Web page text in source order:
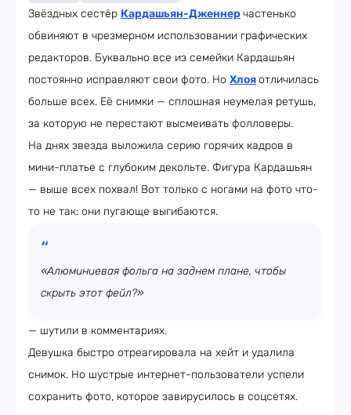
Звёздных сестёр Кардашьян-Дженнер частенько
обвиняют в чрезмерном использовании графических
редакторов. Буквально все из семейки Кардашьян
постоянно исправляют свои фото. Но Хлояотличилась
больше всех. Её снимки — сплошная неумелая ретушь,
за которую не перестают высмеивать фолловеры.
На днях звезда выложила серию горячих кадров в
мини-платье с глубоким декольте. Фигура Кардашьян
— выше всех похвал! Вот только с ногами на фото что-
то не так: они пугающе выгибаются.
«Алюминиевая фольга на заднем плане, чтобы
скрыть этот фейл?»
— шутили в комментариях.
Девушка быстро отреагировала на хейт и удалила
снимок. Но шустрые интернет-пользователи успели
сохранить фото, которое завирусилось в соцсетях.